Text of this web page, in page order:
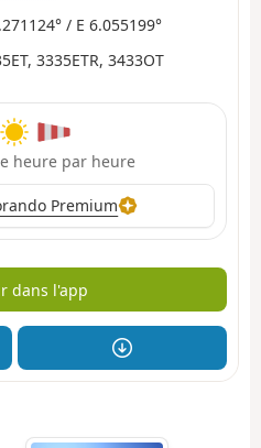
/ E 6.055199°
3335ETR, 3433OT
heure par heure
Premium
dans l'app